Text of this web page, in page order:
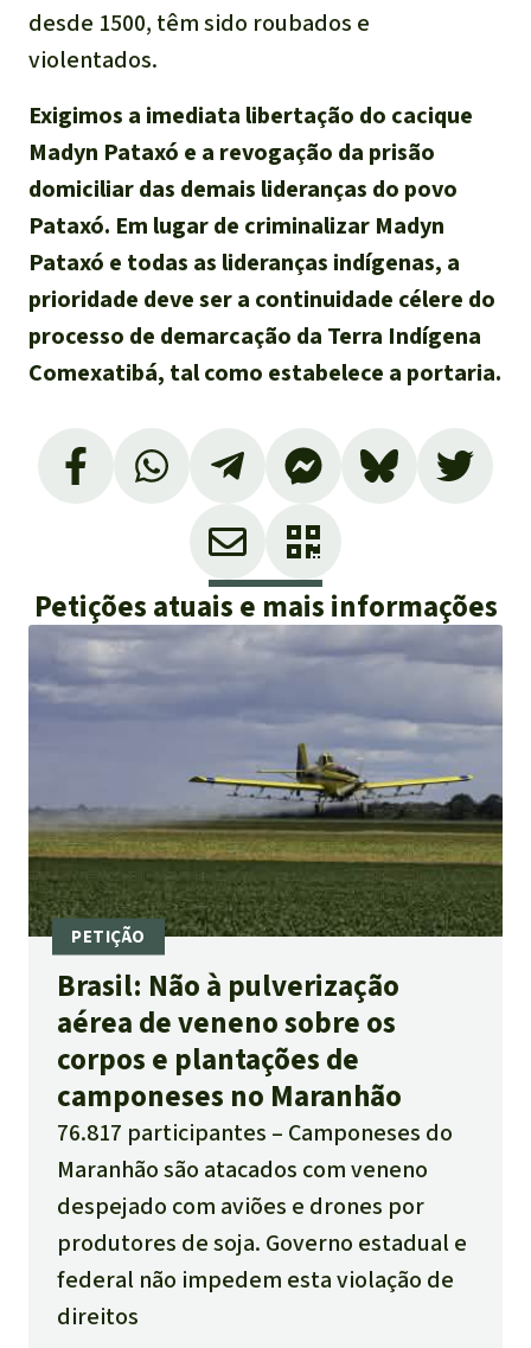
desde 1500, têm sido roubados e
violentados.
Exigimos a imediata libertação do cacique
Madyn Pataxó e a revogação da prisão
domiciliar das demais lideranças do povo
Pataxó. Em lugar de criminalizar Madyn
Pataxó e todas as lideranças indígenas, a
prioridade deve ser a continuidade célere do
processo de demarcação da Terra Indígena
Comexatibá, tal como estabelece a portaria.
Petições atuais e mais informações
Brasil: Não à pulverização
aérea de veneno sobre os
corpos e plantações de
camponeses no Maranhão
76.817 participantes
Camponeses do
Maranhão são atacados com veneno
despejado com aviões e drones por
produtores de soja. Governo estadual e
federal não impedem esta violação de
direitos